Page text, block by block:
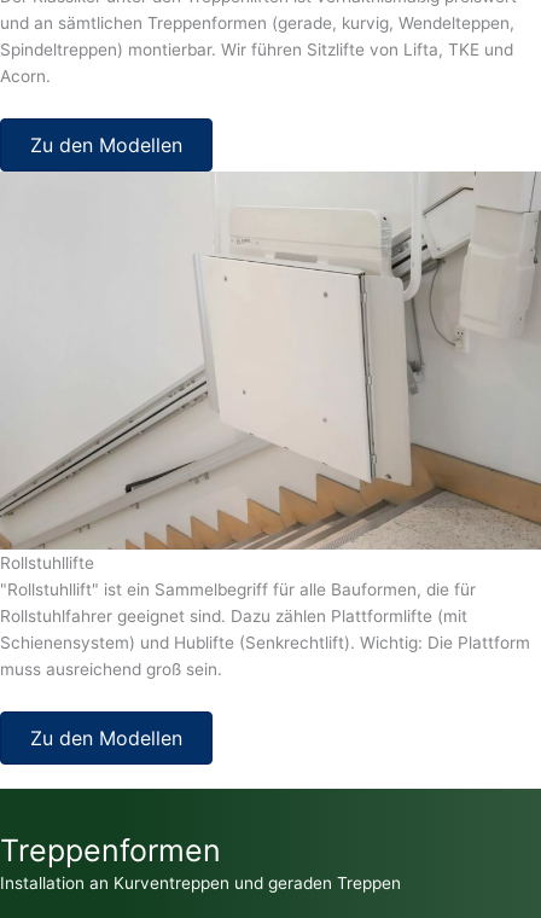
und an sämtlichen Treppenformen (gerade, kurvig, Wendelteppen,
Spindeltreppen) montierbar. Wir führen Sitzlifte von Lifta, TKE und
Acorn.
Zu den Modellen
Rollstuhllifte
"Rollstuhllift" ist ein Sammelbegriff für alle Bauformen, die für
Rollstuhlfahrer geeignet sind. Dazu zählen Plattformlifte (mit
Schienensystem) und Hublifte (Senkrechtlift). Wichtig: Die Plattform
muss ausreichend groß sein.
Zu den Modellen
Treppenformen
Installation an Kurventreppen und geraden Treppen